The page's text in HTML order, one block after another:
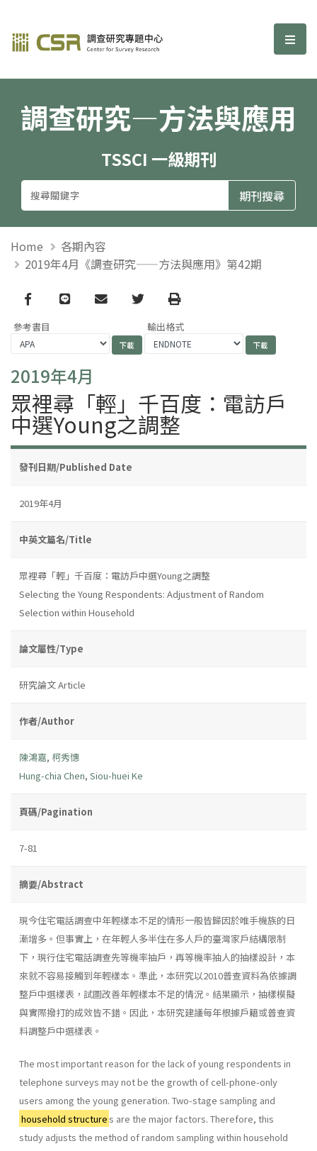
調查研究—方法與應用期刊 選
調查研究—方法與應用
TSSCI 一級期刊
Home
各期內容
2019年4月《調查研究——方法與應用》第42期
Facebook
line email TwitterPrint
參考書目 輸出格式
2019年4月
眾裡尋「輕」千百度：電訪戶
中選Young之調整
發刊日期/Published Date
2019年4月
中英文篇名/Title
眾裡尋「輕」千百度：電訪戶中選Young之調整
Selecting the Young Respondents: Adjustment of Random
Selection within Household
論文屬性/Type
研究論文 Article
作者/Author
陳鴻嘉, 柯秀憓
Hung-chia Chen, Siou-huei Ke
頁碼/Pagination
7-81
摘要/Abstract
現今住宅電話調查中年輕樣本不足的情形一般皆歸因於唯手機族的日
漸增多。但事實上，在年輕人多半住在多人戶的臺灣家戶結構限制
下，現行住宅電話調查先等機率抽戶，再等機率抽人的抽樣設計，本
來就不容易接觸到年輕樣本。準此，本研究以2010普查資料為依據調
整戶中選樣表，試圖改善年輕樣本不足的情況。結果顯示，抽樣模擬
與實際撥打的成效皆不錯。因此，本研究建議每年根據戶籍或普查資
料調整戶中選樣表。
The most important reason for the lack of young respondents in
telephone surveys may not be the growth of cell-phone-only
users among the young generation. Two-stage sampling and
household structures are the major factors. Therefore, this
study adjusts the method of random sampling within household